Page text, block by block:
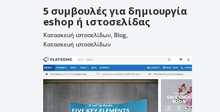
5 συμβουλές για δημιουργία
eshop ή ιστοσελίδας
Κατασκευή ιστοσελίδων, Blog,
Κατασκευή ιστοσελίδων